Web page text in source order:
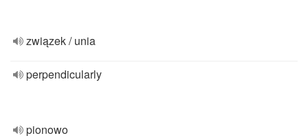
związek / unia
perpendicularly
pionowo